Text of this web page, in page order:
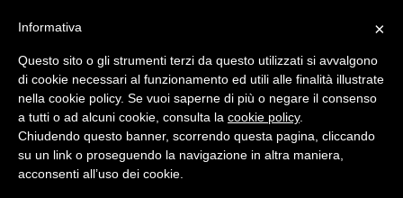
principale
×
Informativa
Questo sito o gli strumenti terzi da questo utilizzati si avvalgono
di cookie necessari al funzionamento ed utili alle finalità illustrate
nella cookie policy. Se vuoi saperne di più o negare il consenso
a tutti o ad alcuni cookie, consulta la cookie policy.
Chiudendo questo banner, scorrendo questa pagina, cliccando
su un link o proseguendo la navigazione in altra maniera,
acconsenti all’uso dei cookie.